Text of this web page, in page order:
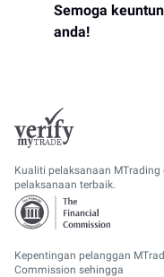
Semoga
anda!
Kualiti pelaksanaan
pelaksanaan terbaik.
Kepentingan pelanggan
Commission sehingga